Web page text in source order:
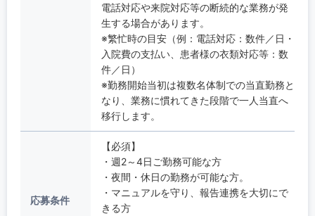
電話対応や来院対応等の断続的な業務が発
生する場合があります。
※繁忙時の目安（例：電話対応：数件／日・
入院費の支払い、患者様の衣類対応等：数
件／日）
※勤務開始当初は複数名体制での当直勤務と
なり、業務に慣れてきた段階で一人当直へ
移行します。
応募条件
【必須】
・週2～4日ご勤務可能な方
・夜間・休日の勤務が可能な方。
・マニュアルを守り、報告連携を大切にで
きる方